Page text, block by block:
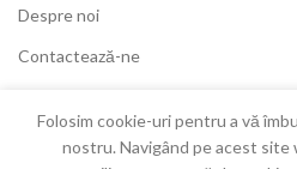
Despre noi
Contactează-ne
Folosim cookie-uri pentru a vă
nostru. Navigând pe acest site